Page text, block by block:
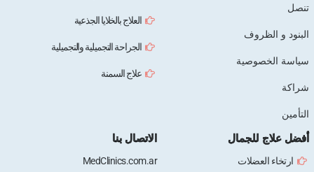
تنصل
البنود و الظروف
سياسة الخصوصية
شراكة
التأمين
العلاج بالخلايا الجذعية
الجراحة التجميلية والتجميلية
علاج السمنة
أفضل علاج للجمال
ارتخاء العضلات
الاتصال بنا
MedClinics.com.ar